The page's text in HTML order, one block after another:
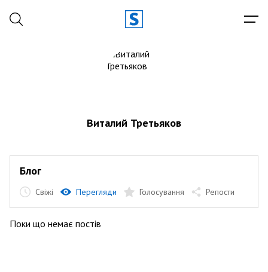
Виталий Третьяков
Блог
Свіжі Перегляди Голосування Репости
Поки що немає постів